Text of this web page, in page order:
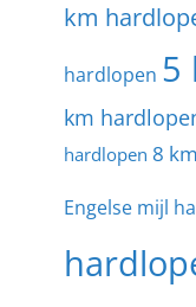
km
hardlopen 5
km
hardlopen 8
Engelse mijl